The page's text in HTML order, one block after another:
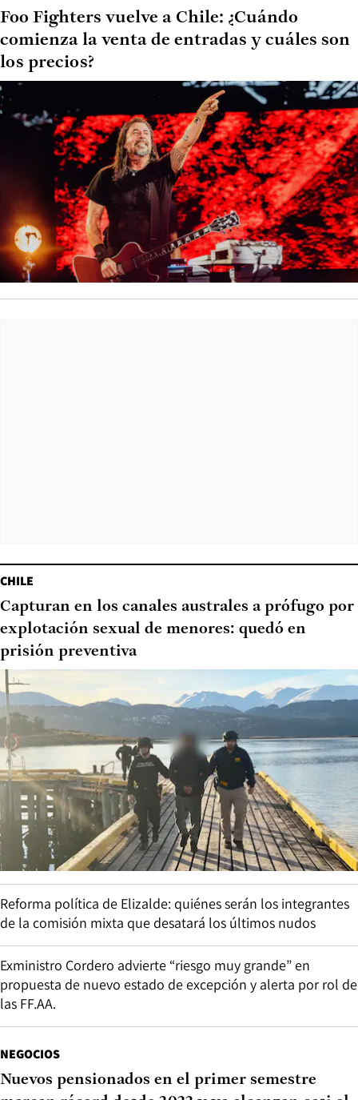
Foo Fighters vuelve a Chile: ¿Cuándo
comienza la venta de entradas y cuáles son
los precios?
CHILE
Capturan en los canales australes a prófugo por
explotación sexual de menores: quedó en
prisión preventiva
Reforma política de Elizalde: quiénes serán los integrantes
de la comisión mixta que desatará los últimos nudos
Exministro Cordero advierte “riesgo muy grande” en
propuesta de nuevo estado de excepción y alerta por rol de
las FF.AA.
NEGOCIOS
Nuevos pensionados en el primer semestre